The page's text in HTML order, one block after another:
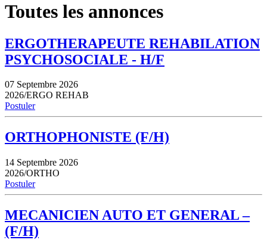
Toutes les annonces
ERGOTHERAPEUTE REHABILATION
PSYCHOSOCIALE - H/F
07 Septembre 2026
2026/ERGO REHAB
Postuler
ORTHOPHONISTE (F/H)
14 Septembre 2026
2026/ORTHO
Postuler
MECANICIEN AUTO ET GENERAL –
(F/H)